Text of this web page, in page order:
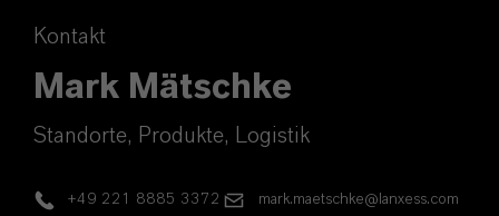
Kontakt
Mark Mätschke
Standorte, Produkte, Logistik
+49 221 8885 3372 mark.maetschke@lanxess.com